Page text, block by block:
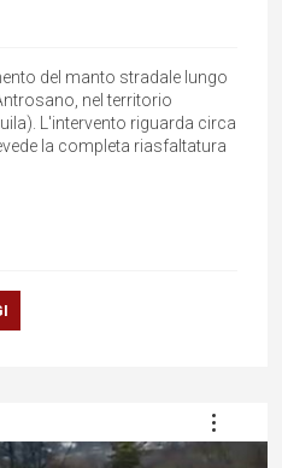
del manto stradale lungo
nel territorio
L'intervento riguarda circa
la completa riasfaltatura